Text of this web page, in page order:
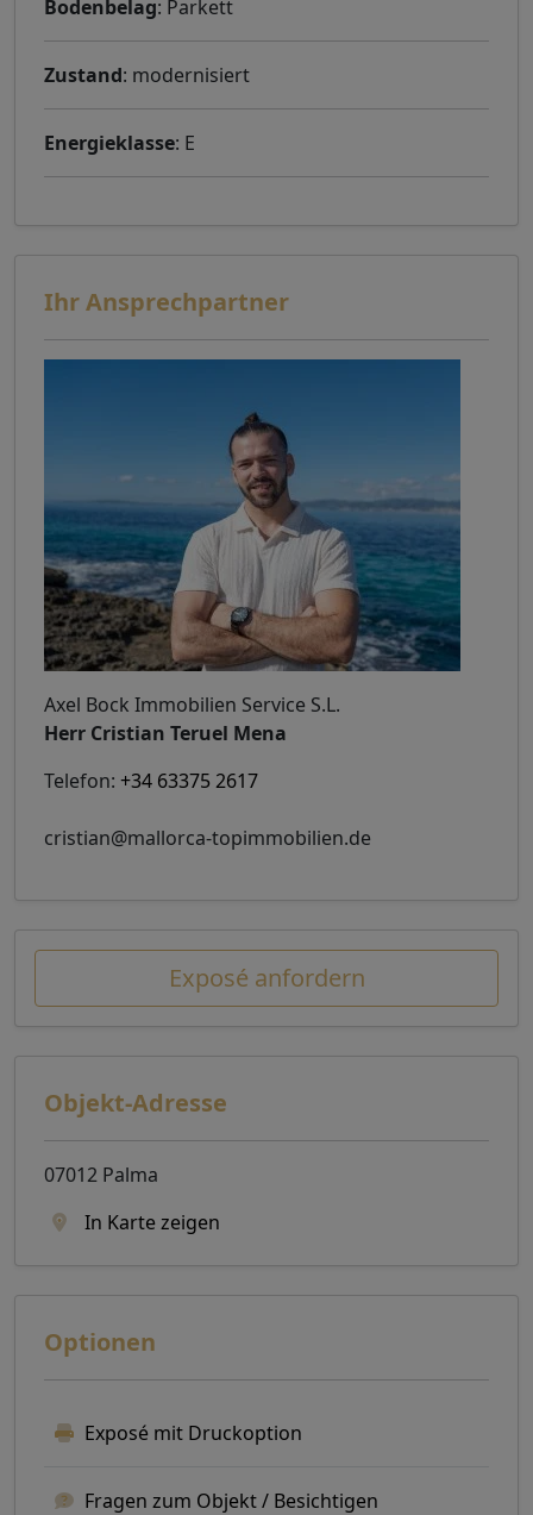
Bodenbelag: Parkett
Zustand: modernisiert
Energieklasse: E
Ihr Ansprechpartner
Axel Bock Immobilien Service S.L.
Herr Cristian Teruel Mena
Telefon: +34 63375 2617
cristian@mallorca-topimmobilien.de
Exposé anfordern
Objekt-Adresse
07012 Palma
In Karte zeigen
Optionen
Exposé mit Druckoption
Fragen zum Objekt / Besichtigen